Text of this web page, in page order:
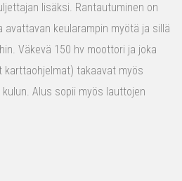
lisäksi. Rantautuminen on
keularampin myötä ja sillä
Väkevä 150 hv moottori ja joka
takaavat myös
Alus sopii myös lauttojen